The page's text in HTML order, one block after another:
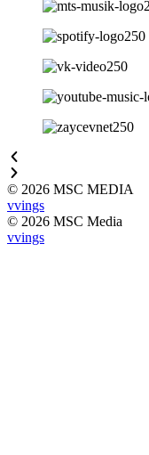
© 2026 MSC MEDIA
vvings
© 2026 MSC Media
vvings